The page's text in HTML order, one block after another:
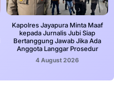
Kapolres Jayapura Minta Maaf
kepada Jurnalis Jubi Siap
Bertanggung Jawab Jika Ada
Anggota Langgar Prosedur
4 August 2026